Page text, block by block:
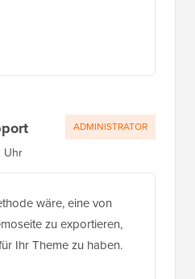
Uhr
wäre, eine von
zu exportieren,
Ihr Theme zu haben.
ADMINISTRATOR